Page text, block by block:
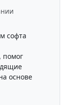
софта
помог
основе